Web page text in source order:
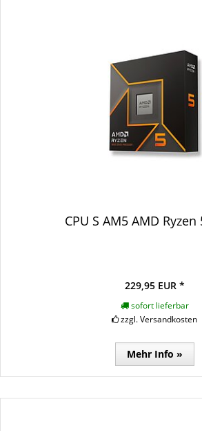
CPU S AM5 AMD Ryzen
229,95 EUR *
sofort lieferbar
zzgl. Versandkosten
Mehr Info »